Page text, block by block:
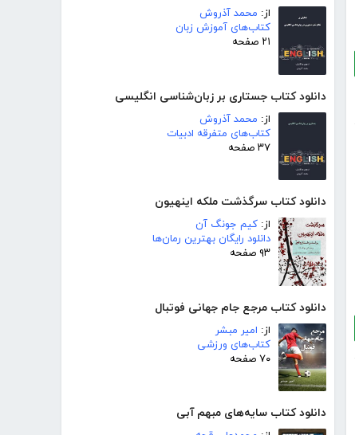
از: محمد آذروش
کتاب‌های آموزش زبان
۲۱ صفحه
دانلود کتاب جستاری بر زبان‌شناسی انگلیسی
از: محمد آذروش
کتاب‌های متفرقه ادبیات
۳۷ صفحه
دانلود کتاب سرگذشت ملکه اینهیون
از: کیم جونگ آن
دانلود رایگان بهترین رمان‌ها
۹۳ صفحه
دانلود کتاب مرجع جام جهانی فوتبال
از: امیر مبشر
کتاب‌های ورزشی
۷۰ صفحه
دانلود کتاب سایه‌های مبهم آبی